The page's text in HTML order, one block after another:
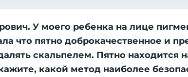
У моего ребенка на лице
что пятно доброкачественное и
скальпелем. Пятно находится
какой метод наиболее